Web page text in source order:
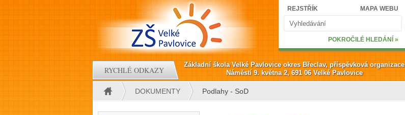
Vyhledávání
Hledat
REJSTŘÍK MAPA WEBU
POKROČILÉ HLEDÁNÍ »
RYCHLÉ ODKAZY
Základní škola Velké Pavlovice okres Břeclav, příspěvková organizace
Náměstí 9. května 2, 691 06 Velké Pavlovice
Jste zde DOKUMENTY Podlahy - SoD